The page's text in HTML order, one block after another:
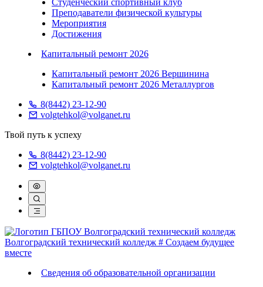
Студенческий спортивный клуб
Преподаватели физической культуры
Мероприятия
Достижения
Капитальный ремонт 2026
Капитальный ремонт 2026 Вершинина
Капитальный ремонт 2026 Металлургов
8(8442) 23-12-90
volgtehkol@volganet.ru
Твой путь к успеху
8(8442) 23-12-90
volgtehkol@volganet.ru
Волгоградский технический колледж # Создаем будущее
вместе
Сведения об образовательной организации